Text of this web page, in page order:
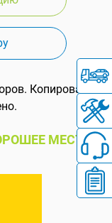
Копирование
МЕСТО”